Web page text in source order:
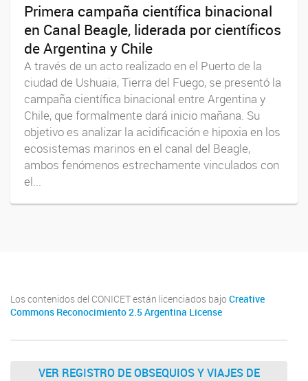
Primera campaña científica binacional
en Canal Beagle, liderada por científicos
de Argentina y Chile
A través de un acto realizado en el Puerto de la
ciudad de Ushuaia, Tierra del Fuego, se presentó la
campaña científica binacional entre Argentina y
Chile, que formalmente dará inicio mañana. Su
objetivo es analizar la acidificación e hipoxia en los
ecosistemas marinos en el canal del Beagle,
ambos fenómenos estrechamente vinculados con
el...
Los contenidos del CONICET están licenciados bajo Creative
Commons Reconocimiento 2.5 Argentina License
VER REGISTRO DE OBSEQUIOS Y VIAJES DE